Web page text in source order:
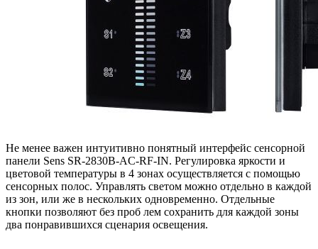
Не менее важен интуитивно понятный интерфейс сенсорной
панели Sens SR-2830B-AC-RF-IN. Регулировка яркости и
цветовой температуры в 4 зонах осуществляется с помощью
сенсорных полос. Управлять светом можно отдельно в каждой
из зон, или же в нескольких одновременно. Отдельные
кнопки позволяют без проб лем сохранить для каждой зоны
два понравившихся сценария освещения.